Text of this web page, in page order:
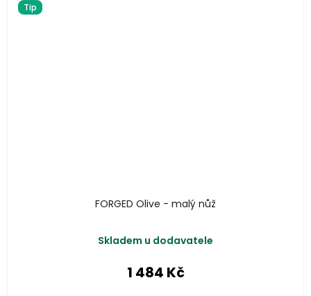
Tip
FORGED Olive - malý nůž
Skladem u dodavatele
1 484 Kč